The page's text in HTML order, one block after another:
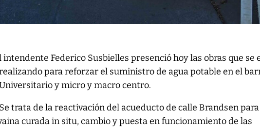
intendente Federico Susbielles presenció hoy las obras que se
para reforzar el suministro de agua potable en el
y micro y macro centro.
Se trata de la reactivación del acueducto de calle Brandsen para
curada in situ, cambio y puesta en funcionamiento de las